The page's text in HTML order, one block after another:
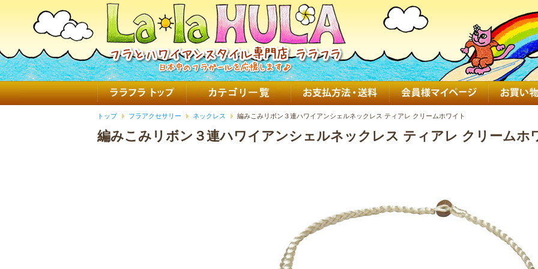
トップ フラアクセサリー ネックレス 編みこみリボン３連ハワイアンシェルネックレス ティアレ クリームホワイト
編みこみリボン３連ハワイアンシェルネックレス ティアレ クリームホ